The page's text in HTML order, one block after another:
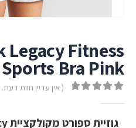
Legacy Fitness
Sports Bra Pink
( אין עדיין חוות דעת.